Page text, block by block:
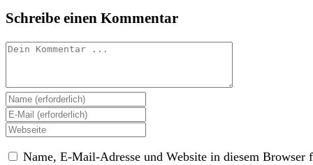
Schreibe einen Kommentar
Kommentieren
Gib
deinen
Namen
oder
Benutzernamen
Gib
deine
E-
Mail-
Gib
Website-
Name, E-Mail-Adresse und Website in diesem Browser